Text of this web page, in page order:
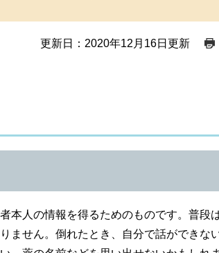
更新日：2020年12月16日更新
人の情報を得るためのものです。普段
ません。倒れたとき、自分で話ができな